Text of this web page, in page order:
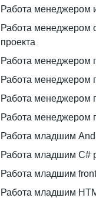
Работа менеджером
Работа менеджером
проекта
Работа менеджером
Работа менеджером
Работа менеджером
Работа менеджером
Работа младшим
Работа младшим C#
Работа младшим
Работа младшим